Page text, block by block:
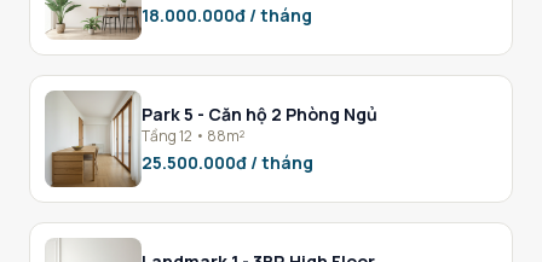
18.000.000đ / tháng
Park 5 - Căn hộ 2 Phòng Ngủ
Tầng 12 • 88m²
25.500.000đ / tháng